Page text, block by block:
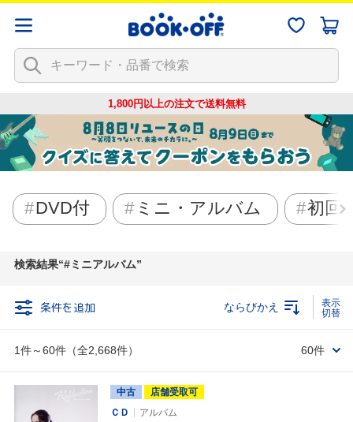
1,800円以上の注文で送料無料
DVD付 ミニ・アルバム 初回
検索結果 #ミニアルバム
条件を追加
1件～60件（全2,668件）
ならびかえ
60件
中古
店舗受取可
ＣＤ
アルバム